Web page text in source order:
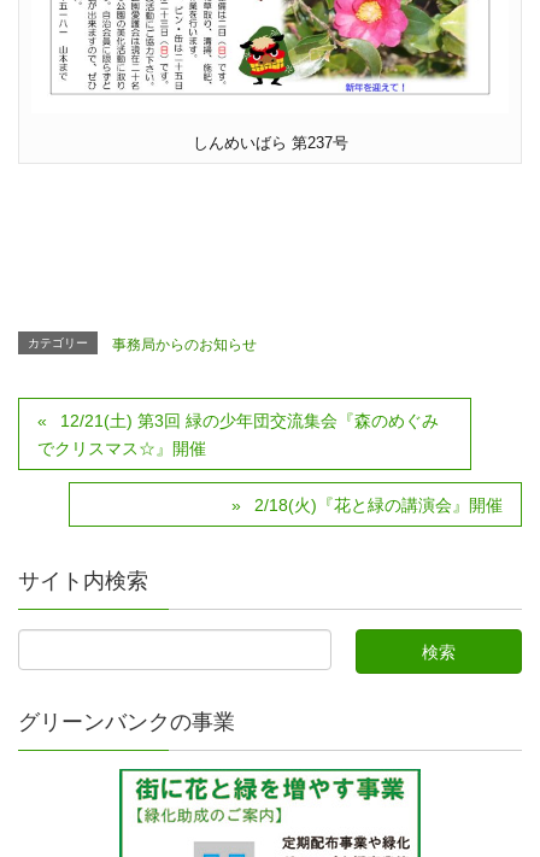
しんめいばら 第237号
カテゴリー 事務局からのお知らせ
12/21(土) 第3回 緑の少年団交流集会『森のめぐみ
でクリスマス☆』開催
2/18(火)『花と緑の講演会』開催
サイト内検索
グリーンバンクの事業